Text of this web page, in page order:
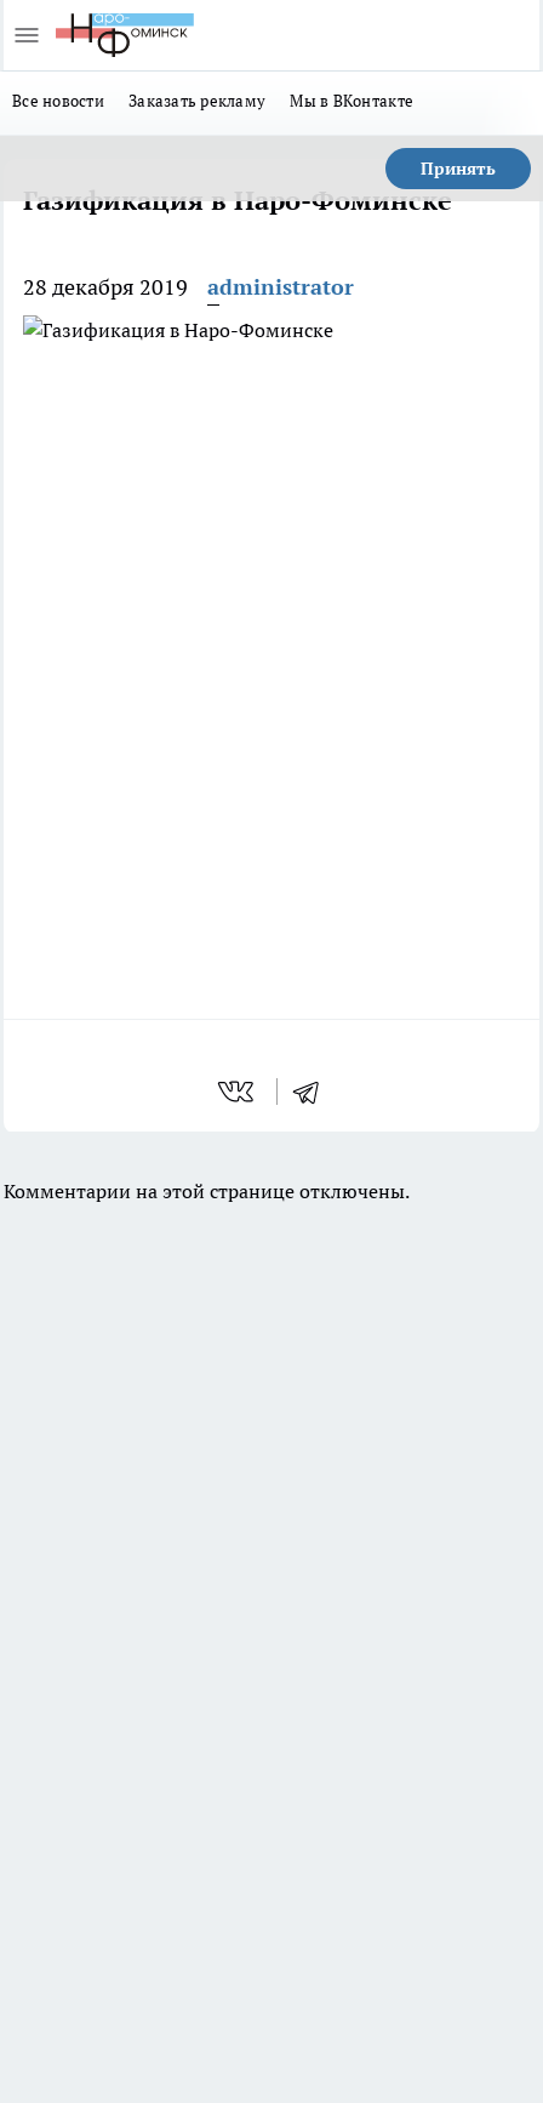
Все новости Заказать рекламу Мы в ВКонтакте
Принять
Газификация в Наро-Фоминске
28 декабря 2019 administrator
Комментарии на этой странице отключены.